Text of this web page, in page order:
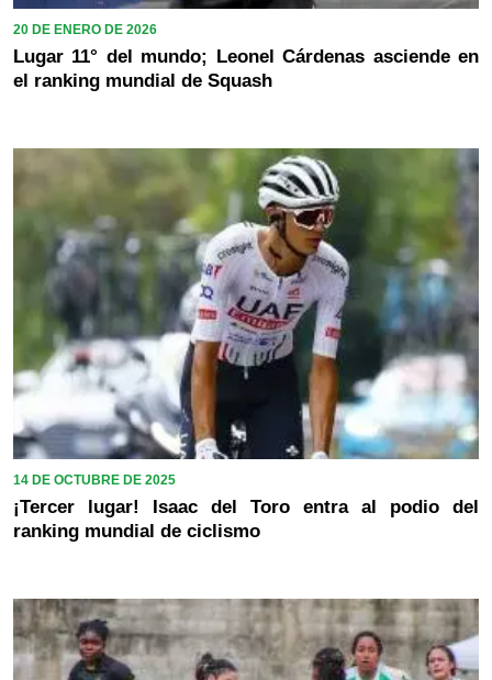
20 DE ENERO DE 2026
Lugar 11° del mundo; Leonel Cárdenas asciende en
el ranking mundial de Squash
14 DE OCTUBRE DE 2025
¡Tercer lugar! Isaac del Toro entra al podio del
ranking mundial de ciclismo